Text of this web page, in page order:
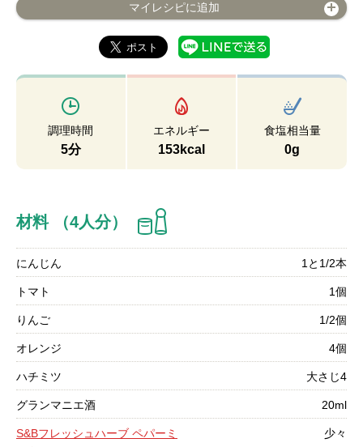
マイレシピに追加
調理時間
5分
エネルギー
153kcal
食塩相当量
0g
材料 （4人分）
にんじん 1と1/2本
トマト 1個
りんご 1/2個
オレンジ 4個
ハチミツ 大さじ4
グランマニエ酒 20ml
S&Bフレッシュハーブ ペパーミ
少々